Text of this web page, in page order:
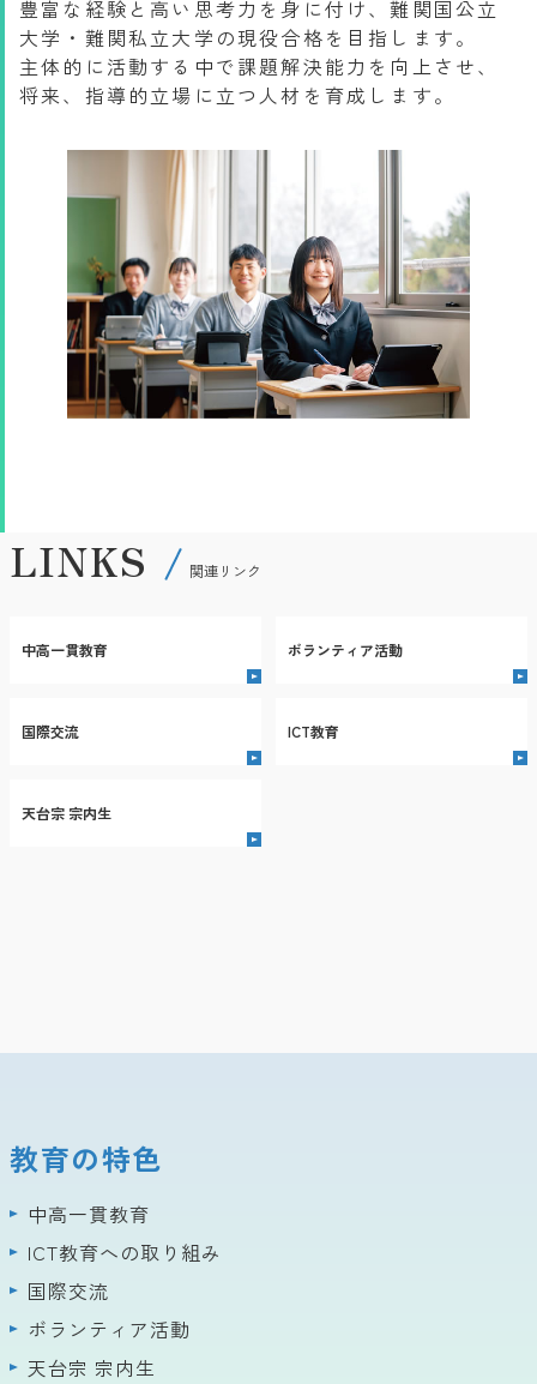
教育の特色
中高一貫教育
ICT教育への取り組み
国際交流
ボランティア活動
天台宗 宗内生
豊富な経験と高い思考力を身に付け、難関国公立
大学・難関私立大学の現役合格を目指します。
主体的に活動する中で課題解決能力を向上させ、
将来、指導的立場に立つ人材を育成します。
LINKS 関連リンク
中高一貫教育 ボランティア活動
国際交流 ICT教育
天台宗 宗内生